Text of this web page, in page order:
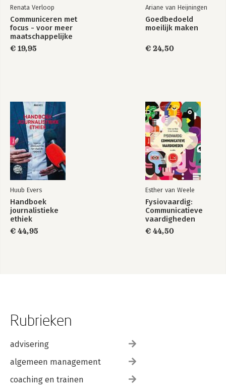
Renata Verloop
Communiceren met
focus - voor meer
maatschappelijke
impact
€ 19,95
Ariane van Heijningen
Goedbedoeld
moeilijk maken
€ 24,50
Huub Evers
Handboek
journalistieke
ethiek
€ 44,95
Esther van Weele
Fysiovaardig:
Communicatieve
vaardigheden
€ 44,50
Rubrieken
advisering
algemeen management
coaching en trainen